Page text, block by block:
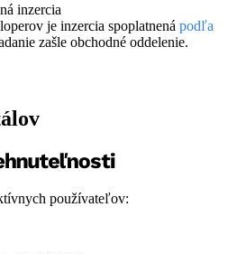
inzercia
je inzercia spoplatnená podľa
zašle obchodné oddelenie.
používateľov: